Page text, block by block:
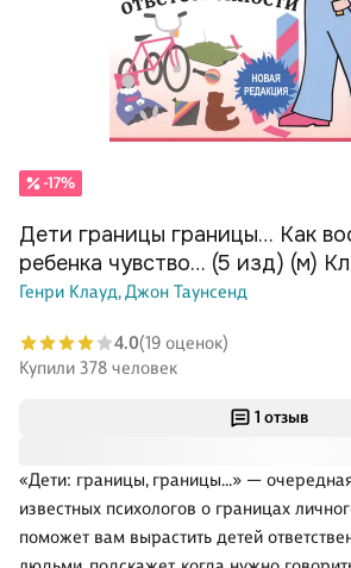
1 отзыв
«Дети: границы, границы...» —
известных психологов о границах
поможет вам вырастить детей
-17%
Дети границы границы… Как
ребенка чувство… (5 изд) (м)
Генри Клауд,Джон Таунсенд
4.0(19 оценок)
Купили 378 человек